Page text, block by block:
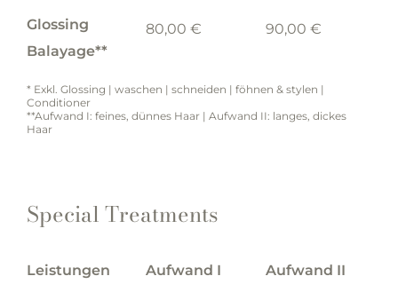
Glossing
Balayage**
80,00 € 90,00 €
* Exkl. Glossing | waschen | schneiden | föhnen & stylen |
Conditioner
**Aufwand I: feines, dünnes Haar | Aufwand II: langes, dickes
Haar
Special Treatments
Leistungen Aufwand I Aufwand II